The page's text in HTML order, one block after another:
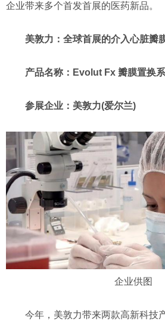
企业带来多个首发首展的医药新品。
美敦力：全球首展的介入心脏瓣
产品名称：Evolut Fx 瓣膜置换
参展企业：美敦力(爱尔兰)
企业供图
今年，美敦力带来两款高新科技